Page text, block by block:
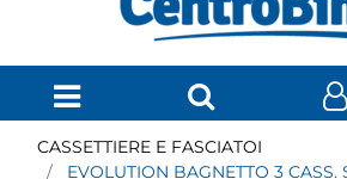
Open menu
CASSETTIERE E FASCIATOI
EVOLUTION BAGNETTO 3 CASS.